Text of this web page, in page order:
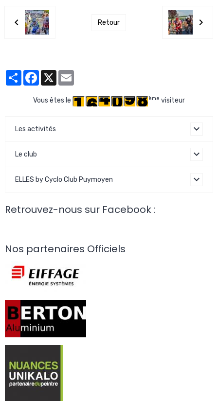
Retour
PartagerFacebook
X
Vous êtes le ème visiteur
Les activités
Le club
ELLES by Cyclo Club Puymoyen
Retrouvez-nous sur Facebook :
Nos partenaires Officiels